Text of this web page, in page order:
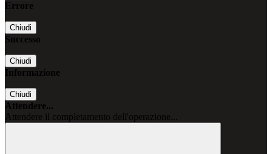
Errore
Chiudi
Successo
Chiudi
Informazione
Chiudi
Attendere...
Attendere il completamento dell'operazione...